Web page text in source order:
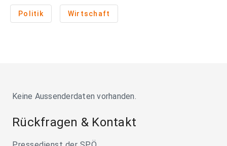
Politik Wirtschaft
Keine Aussenderdaten vorhanden.
Rückfragen & Kontakt